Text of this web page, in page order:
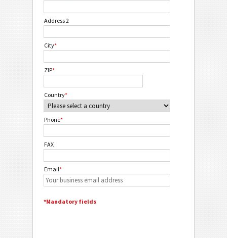
Address 2
City*
ZIP*
Country*
Phone*
FAX
Email*
*Mandatory fields